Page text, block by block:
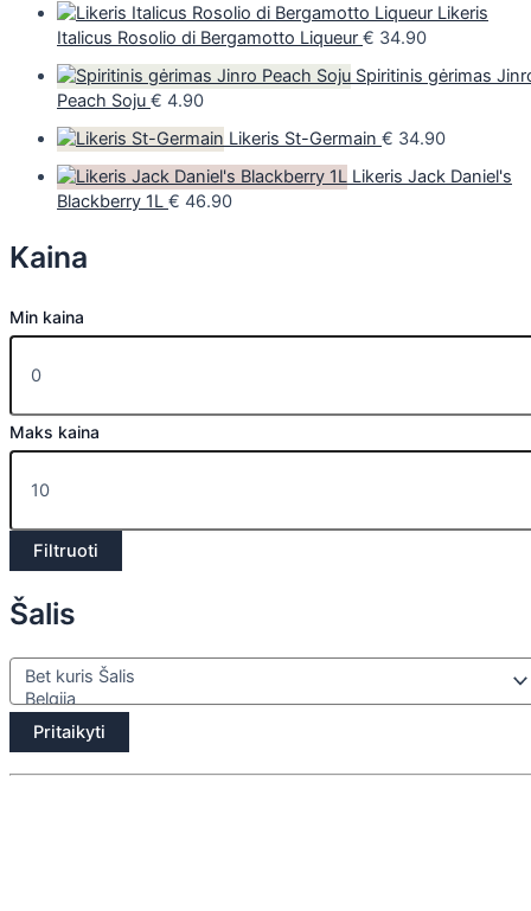
Likeris
Italicus Rosolio di Bergamotto Liqueur € 34.90
Spiritinis gėrimas
Peach Soju € 4.90
Likeris St-Germain € 34.90
Likeris Jack Daniel's
Blackberry 1L € 46.90
Kaina
Min kaina
Maks kaina
Filtruoti
Šalis
Pritaikyti